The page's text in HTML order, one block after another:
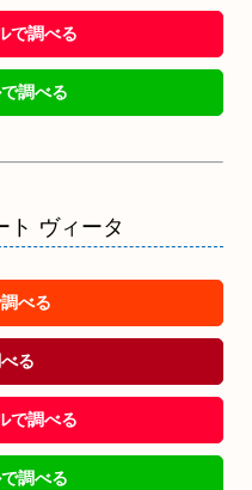
で調べる
調べる
ト ヴィータ
べる
る
で調べる
調べる